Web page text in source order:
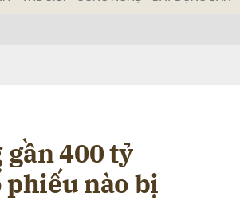
400 tỷ
phiếu nào bị